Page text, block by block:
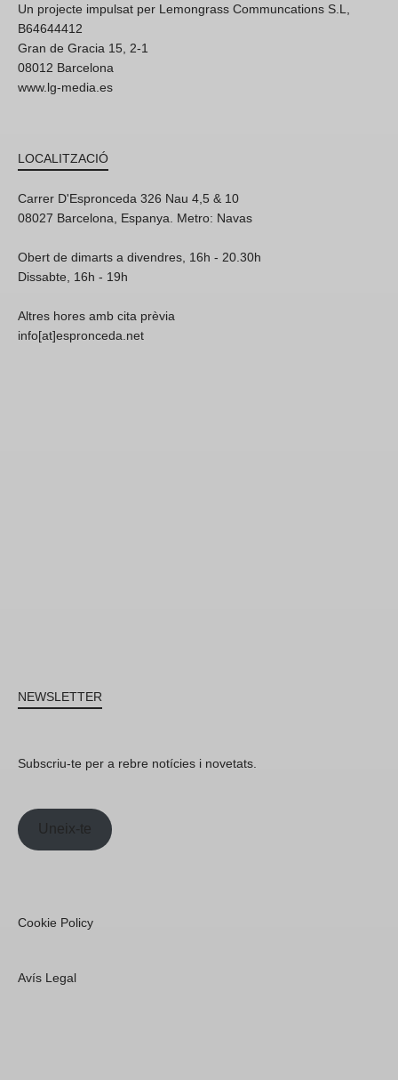
Un projecte impulsat per Lemongrass Communcations S.L,
B64644412
Gran de Gracia 15, 2-1
08012 Barcelona
www.lg-media.es
LOCALITZACIÓ
Carrer D'Espronceda 326 Nau 4,5 & 10
08027 Barcelona, Espanya. Metro: Navas
Obert de dimarts a divendres, 16h - 20.30h
Dissabte, 16h - 19h
Altres hores amb cita prèvia
info[at]espronceda.net
NEWSLETTER
Subscriu-te per a rebre notícies i novetats.
Uneix-te
Cookie Policy
Avís Legal